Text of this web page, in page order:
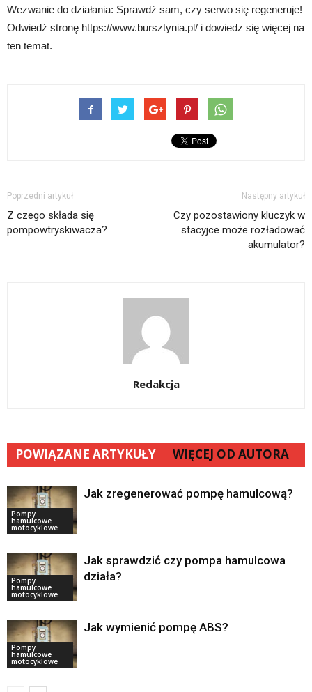
Wezwanie do działania: Sprawdź sam, czy serwo się regeneruje!
Odwiedź stronę https://www.bursztynia.pl/ i dowiedz się więcej na
ten temat.
Poprzedni artykuł
Z czego składa się
pompowtryskiwacza?
Następny artykuł
Czy pozostawiony kluczyk w
stacyjce może rozładować
akumulator?
Redakcja
POWIĄZANE ARTYKUŁY WIĘCEJ OD AUTORA
Pompy
hamulcowe
motocyklowe
Jak zregenerować pompę hamulcową?
Pompy
hamulcowe
motocyklowe
Jak sprawdzić czy pompa hamulcowa
działa?
Pompy
hamulcowe
motocyklowe
Jak wymienić pompę ABS?